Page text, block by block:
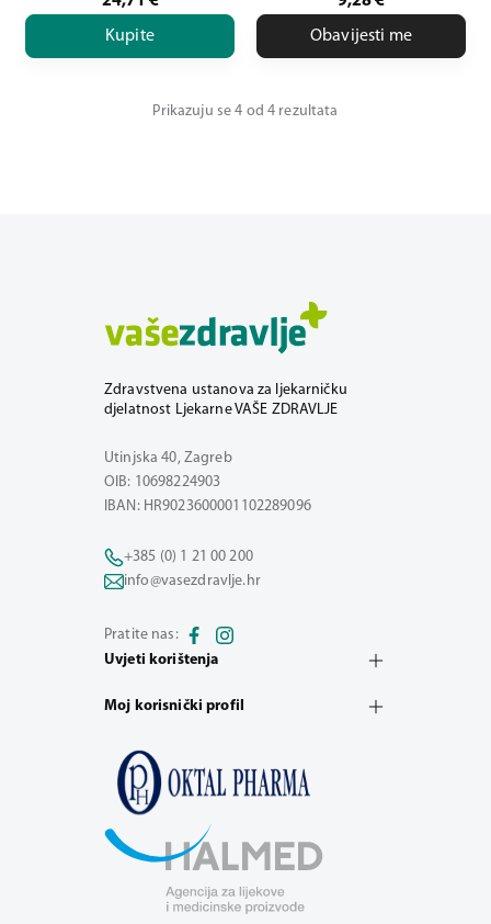
Kupite
Obavijesti me
Prikazuju se 4 od 4 rezultata
Zdravstvena ustanova za ljekarničku
djelatnost Ljekarne VAŠE ZDRAVLJE
Utinjska 40, Zagreb
OIB: 10698224903
IBAN: HR9023600001102289096
+385 (0) 1 21 00 200
info@vasezdravlje.hr
Pratite nas:
Uvjeti korištenja
Moj korisnički profil